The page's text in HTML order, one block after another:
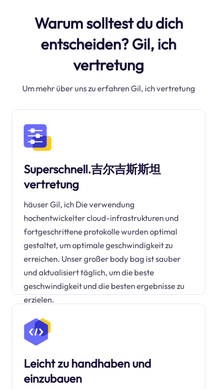
Warum solltest du dich
entscheiden? Gil, ich
vertretung
Um mehr über uns zu erfahren Gil, ich vertretung
Superschnell.吉尔吉斯斯坦
vertretung
häuser Gil, ich Die verwendung
hochentwickelter cloud-infrastrukturen und
fortgeschrittene protokolle wurden optimal
gestaltet, um optimale geschwindigkeit zu
erreichen. Unser großer body bag ist sauber
und aktualisiert täglich, um die beste
geschwindigkeit und die besten ergebnisse zu
erzielen.
Leicht zu handhaben und
einzubauen